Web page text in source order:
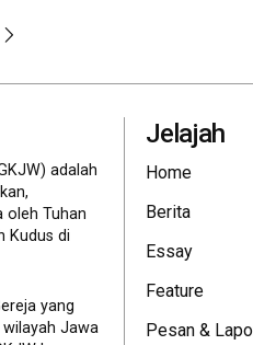
adalah
oleh Tuhan
Kudus di
yang
wilayah Jawa
Jelajah
Home
Berita
Essay
Feature
Pesan &